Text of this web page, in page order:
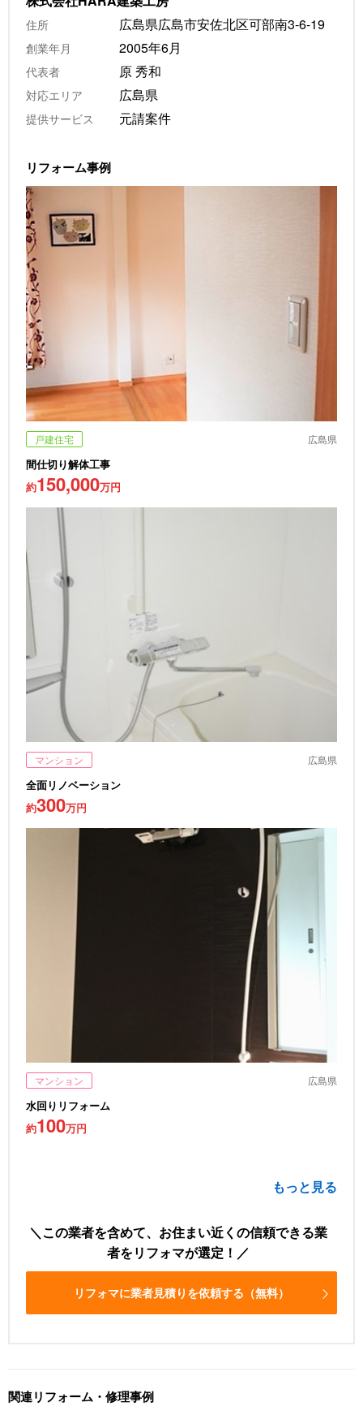
住所 広島県広島市安佐北区可部南3-6-19
創業年月 2005年6月
代表者 原 秀和
対応エリア 広島県
提供サービス 元請案件
リフォーム事例
戸建住宅 広島県
間仕切り解体工事
約150,000万円
マンション 広島県
全面リノベーション
約300万円
マンション 広島県
水回りリフォーム
約100万円
もっと見る
この業者を含めて、お住まい近くの信頼できる業
者をリフォマが選定！
リフォマに業者見積りを依頼する（無料）
関連リフォーム・修理事例